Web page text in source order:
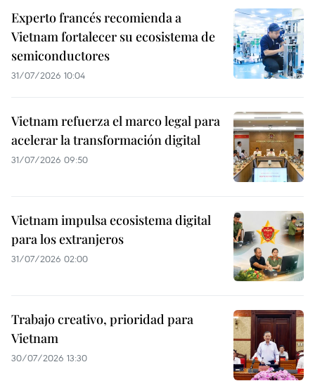
Experto francés recomienda a
Vietnam fortalecer su ecosistema de
semiconductores
31/07/2026 10:04
Vietnam refuerza el marco legal para
acelerar la transformación digital
31/07/2026 09:50
Vietnam impulsa ecosistema digital
para los extranjeros
31/07/2026 02:00
Trabajo creativo, prioridad para
Vietnam
30/07/2026 13:30